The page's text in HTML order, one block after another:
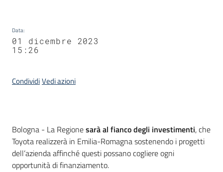
Data:
01 dicembre 2023
15:26
CondividiVedi azioni
Contenuto
Bologna - La Regionesarà al fianco degli investimenti, che
Toyota realizzerà in Emilia-Romagna sostenendo i progetti
dell’azienda affinché questi possano cogliere ogni
opportunità di finanziamento.